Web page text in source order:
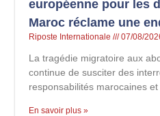
européenne pour les
Maroc réclame une
Riposte Internationale 07/08/
La tragédie migratoire aux
continue de susciter des
responsabilités marocaines et
En savoir plus »